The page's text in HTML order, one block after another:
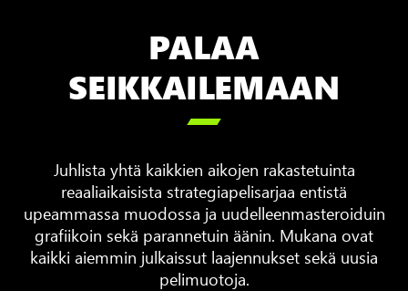
PALAA
SEIKKAILEMAAN

Juhlista yhtä kaikkien aikojen rakastetuinta
reaaliaikaisista strategiapelisarjaa entistä
upeammassa muodossa ja uudelleenmasteroiduin
grafiikoin sekä parannetuin äänin. Mukana ovat
kaikki aiemmin julkaissut laajennukset sekä uusia
pelimuotoja.